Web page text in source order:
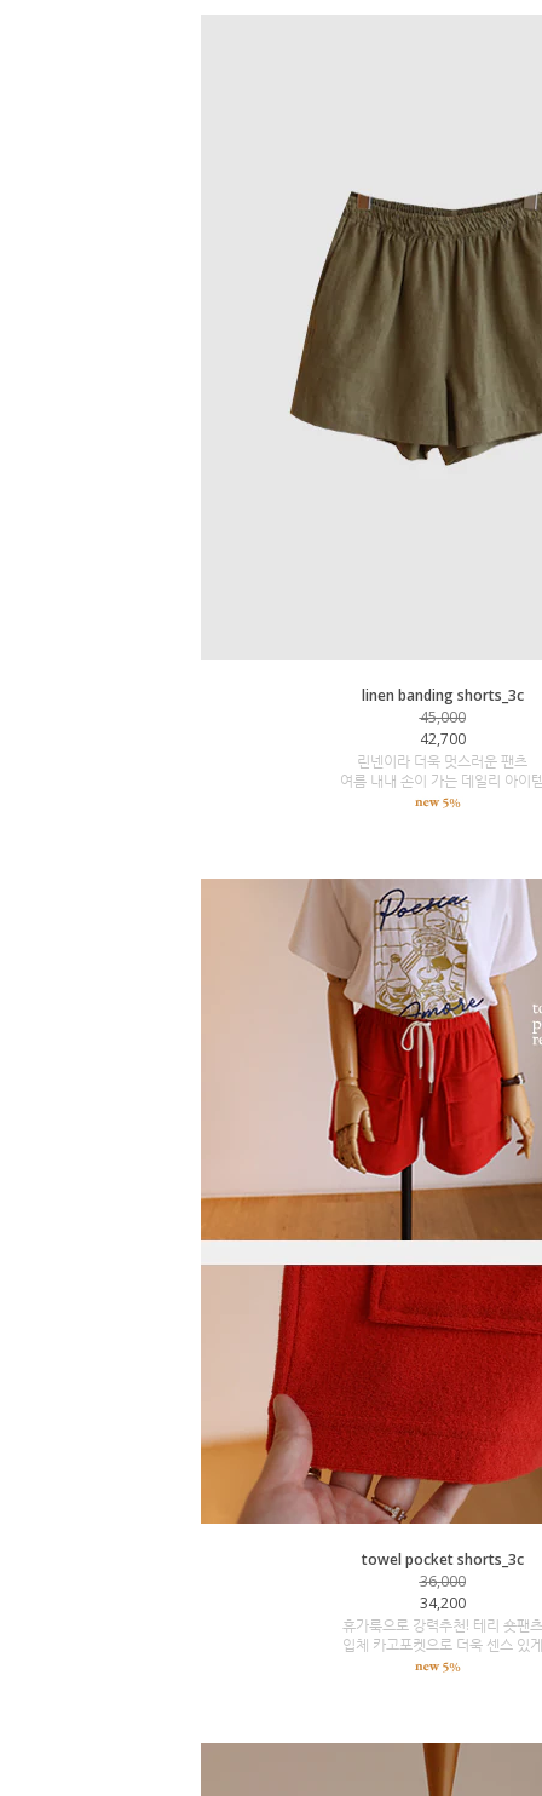
linen banding shorts_3c
45,000
42,700
린넨이라 더욱 멋스러운 팬츠
여름 내내 손이 가는 데일리 아이
towel pocket shorts_3c
36,000
34,200
휴가룩으로 강력추천! 테리 숏팬츠
입체 카고포켓으로 더욱 센스 있게